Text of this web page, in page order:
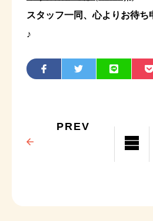
スタッフ一同、心よりお待ち
♪
PREV